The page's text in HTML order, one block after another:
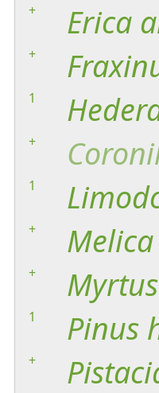
+ Erica
+
1
+
1
+ Melica
+ Myrtus
1 Pinus
+